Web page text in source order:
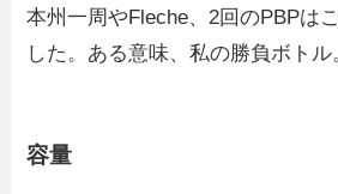
本州一周やFleche、2回のPBPは
した。ある意味、私の勝負ボトル
容量